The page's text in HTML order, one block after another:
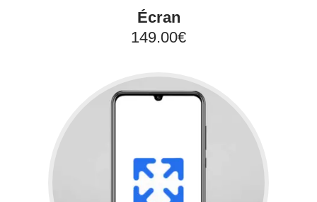
Écran
149.00€